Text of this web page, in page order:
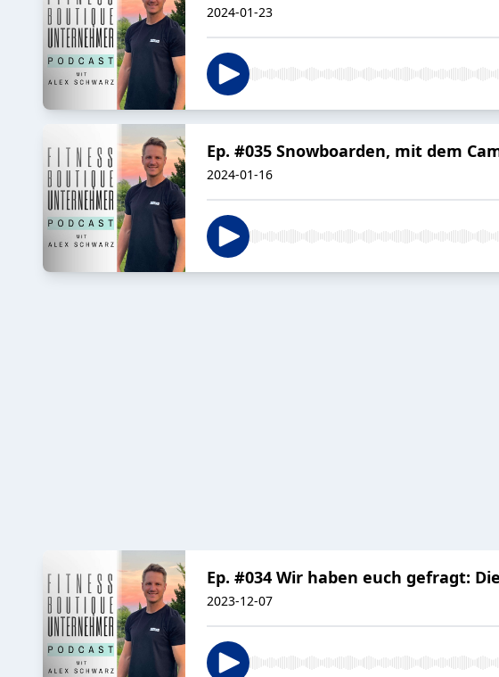
2024-01-23
Ep. #035 Snowboarden, mit dem
2024-01-16
Ep. #034 Wir haben euch gefragt:
2023-12-07